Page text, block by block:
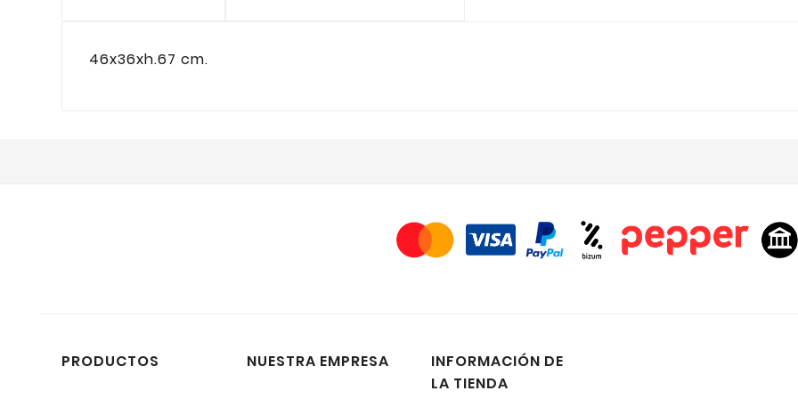
46x36xh.67 cm.
PRODUCTOS NUESTRA EMPRESA
INFORMACIÓN DE
LA TIENDA